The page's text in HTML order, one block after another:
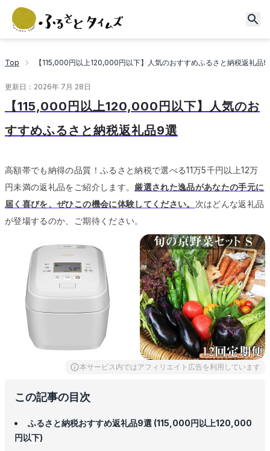
Top 【115,000円以上120,000円以下】人気のおすすめふるさと納税返礼品9
更新日： 2026年 7月 28日
【115,000円以上120,000円以下】人気のお
すすめふるさと納税返礼品9選
高額帯でも納得の品質！ふるさと納税で選べる11万5千円以上12万
円未満の返礼品をご紹介します。 厳選された逸品があなたの手元に
届く喜びを、ぜひこの機会に体験してください。 次はどんな返礼品
が登場するのか、ご期待ください。
本サービス内ではアフィリエイト広告を利用しています
この記事の目次
ふるさと納税おすすめ返礼品9選 (115,000円以上120,000
円以下)